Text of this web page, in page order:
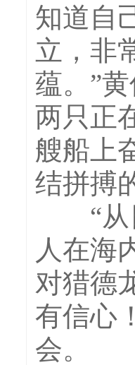
知道自
立，非
蕴。”
两只正
艘船上
结拼搏
“从日
人在海
对猎德
有信心
会。